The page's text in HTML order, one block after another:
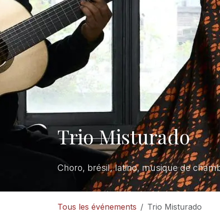
Trio Misturado
Choro, brésil, latino, musique de
Tous les événements Trio Misturado